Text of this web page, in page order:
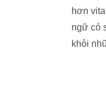
hơn
ngữ có
khỏi